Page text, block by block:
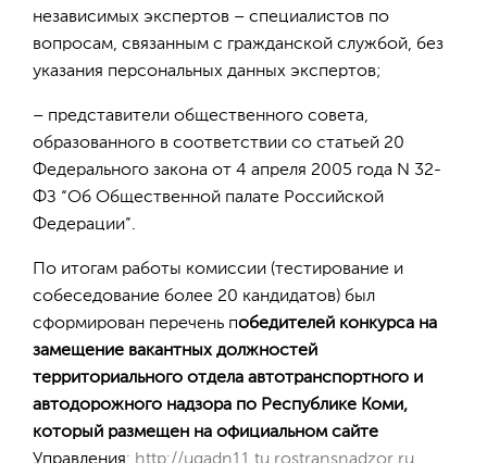
независимых экспертов – специалистов по
вопросам, связанным с гражданской службой, без
указания персональных данных экспертов;
– представители общественного совета,
образованного в соответствии со статьей 20
Федерального закона от 4 апреля 2005 года N 32-
ФЗ “Об Общественной палате Российской
Федерации”.
По итогам работы комиссии (тестирование и
собеседование более 20 кандидатов) был
сформирован перечень победителей конкурса на
замещение вакантных должностей
территориального отдела автотранспортного и
автодорожного надзора по Республике Коми,
который размещен на официальном сайте